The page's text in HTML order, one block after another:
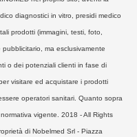
diagnostici in vitro, presidi medico
prodotti (immagini, testi, foto,
ma esclusivamente
o dei potenziali clienti in fase di
visitare ed acquistare i prodotti
operatori sanitari. Quanto sopra
vigente. 2018 - All Rights
di Nobelmed Srl - Piazza